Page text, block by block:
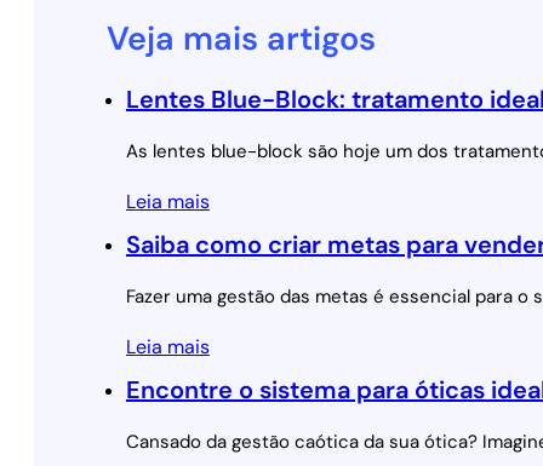
Veja mais artigos
Lentes Blue-Block: tratamento
As lentes blue-block são hoje um dos
Leia mais
Saiba como criar metas para
Fazer uma gestão das metas é essencial para
Leia mais
Encontre o sistema para óticas
Cansado da gestão caótica da sua ótica?